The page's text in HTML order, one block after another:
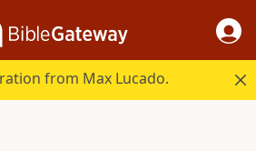
from Max Lucado.